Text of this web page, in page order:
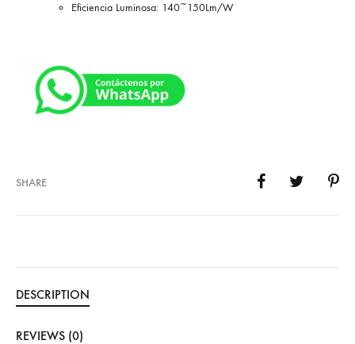
Eficiencia Luminosa: 140~150Lm/W
SHARE
DESCRIPTION
REVIEWS (0)